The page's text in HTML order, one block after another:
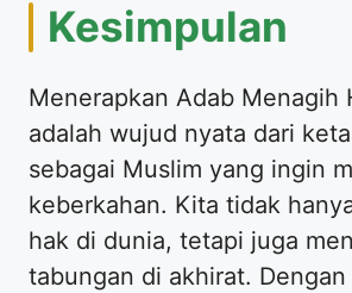
Kesimpulan
Menerapkan Adab Menagih
adalah wujud nyata dari
sebagai Muslim yang ingin
keberkahan. Kita tidak
hak di dunia, tetapi juga
tabungan di akhirat.